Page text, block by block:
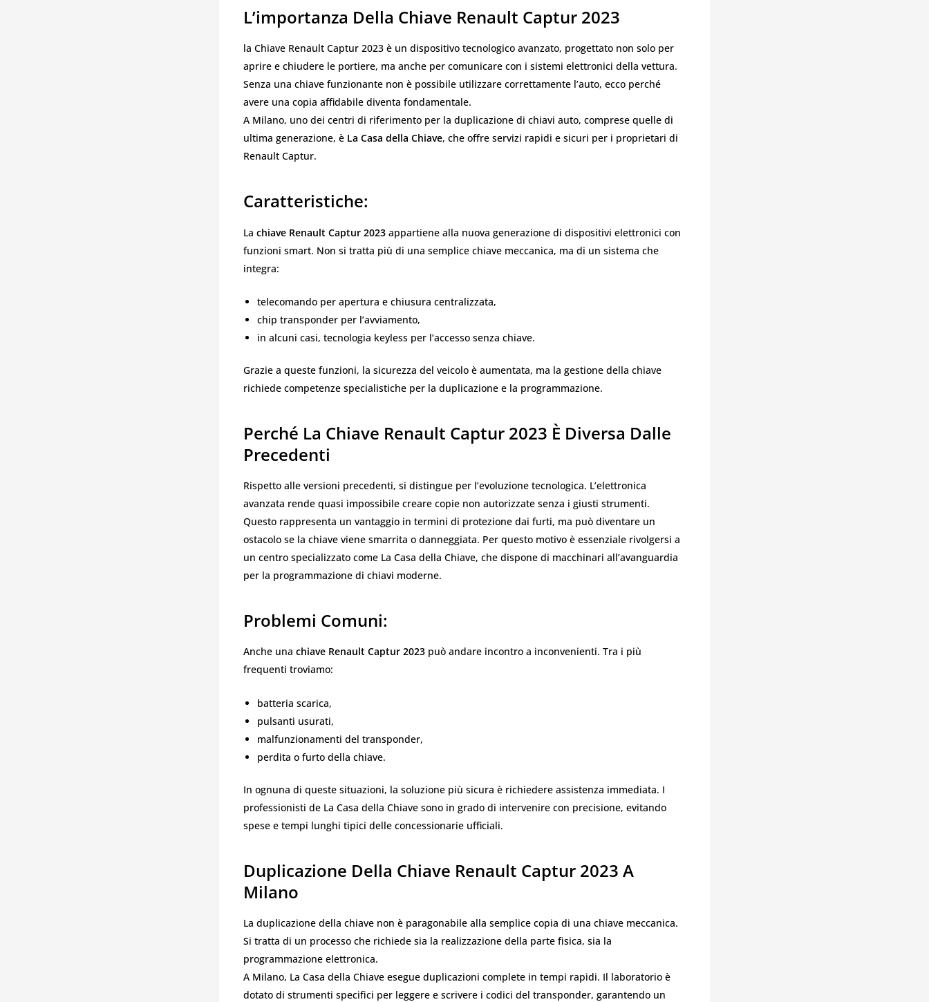
L’importanza Della Chiave Renault Captur 2023
la Chiave Renault Captur 2023 è un dispositivo tecnologico avanzato, progettato non solo per
aprire e chiudere le portiere, ma anche per comunicare con i sistemi elettronici della vettura.
Senza una chiave funzionante non è possibile utilizzare correttamente l’auto, ecco perché
avere una copia affidabile diventa fondamentale.
A Milano, uno dei centri di riferimento per la duplicazione di chiavi auto, comprese quelle di
ultima generazione, è La Casa della Chiave, che offre servizi rapidi e sicuri per i proprietari di
Renault Captur.
Caratteristiche:
La chiave Renault Captur 2023 appartiene alla nuova generazione di dispositivi elettronici con
funzioni smart. Non si tratta più di una semplice chiave meccanica, ma di un sistema che
integra:
telecomando per apertura e chiusura centralizzata,
chip transponder per l’avviamento,
in alcuni casi, tecnologia keyless per l’accesso senza chiave.
Grazie a queste funzioni, la sicurezza del veicolo è aumentata, ma la gestione della chiave
richiede competenze specialistiche per la duplicazione e la programmazione.
Perché La Chiave Renault Captur 2023 È Diversa Dalle
Precedenti
Rispetto alle versioni precedenti, si distingue per l’evoluzione tecnologica. L’elettronica
avanzata rende quasi impossibile creare copie non autorizzate senza i giusti strumenti.
Questo rappresenta un vantaggio in termini di protezione dai furti, ma può diventare un
ostacolo se la chiave viene smarrita o danneggiata. Per questo motivo è essenziale rivolgersi a
un centro specializzato come La Casa della Chiave, che dispone di macchinari all’avanguardia
per la programmazione di chiavi moderne.
Problemi Comuni:
Anche una chiave Renault Captur 2023 può andare incontro a inconvenienti. Tra i più
frequenti troviamo:
batteria scarica,
pulsanti usurati,
malfunzionamenti del transponder,
perdita o furto della chiave.
In ognuna di queste situazioni, la soluzione più sicura è richiedere assistenza immediata. I
professionisti de La Casa della Chiave sono in grado di intervenire con precisione, evitando
spese e tempi lunghi tipici delle concessionarie ufficiali.
Duplicazione Della Chiave Renault Captur 2023 A
Milano
La duplicazione della chiave non è paragonabile alla semplice copia di una chiave meccanica.
Si tratta di un processo che richiede sia la realizzazione della parte fisica, sia la
programmazione elettronica.
A Milano, La Casa della Chiave esegue duplicazioni complete in tempi rapidi. Il laboratorio è
dotato di strumenti specifici per leggere e scrivere i codici del transponder, garantendo un